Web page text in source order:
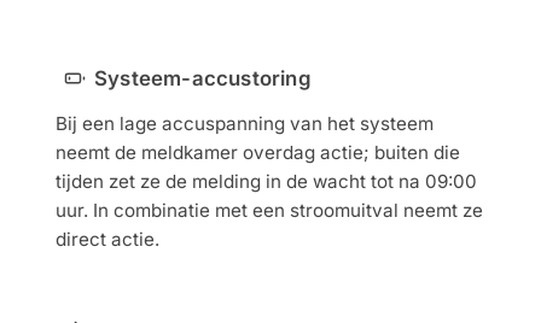
Systeem-accustoring
Bij een lage accuspanning van het systeem
neemt de meldkamer overdag actie; buiten die
tijden zet ze de melding in de wacht tot na 09:00
uur. In combinatie met een stroomuitval neemt ze
direct actie.